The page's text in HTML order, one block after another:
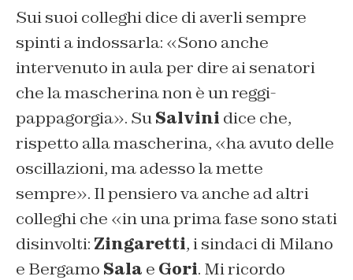
Sui suoi colleghi dice di averli sempre
spinti a indossarla: «Sono anche
intervenuto in aula per dire ai senatori
che la mascherina non è un reggi-
pappagorgia». SuSalvini dice che,
rispetto alla mascherina, «ha avuto delle
oscillazioni, ma adesso la mette
sempre». Il pensiero va anche ad altri
colleghi che «in una prima fase sono stati
disinvolti: Zingaretti, i sindaci di Milano
e Bergamo Sala e Gori. Mi ricordo